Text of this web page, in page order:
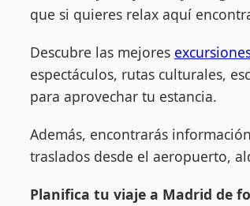
que si quieres relax aquí
Descubre las mejores
espectáculos, rutas culturales,
para aprovechar tu estancia.
Además, encontrarás
traslados desde el aeropuerto,
Planifica tu viaje a Madrid de